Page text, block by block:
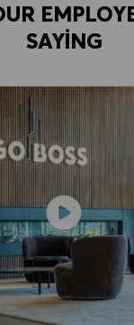
SAYING